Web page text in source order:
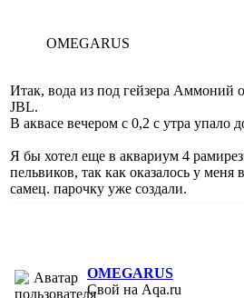
OMEGARUS
Итак, вода из под гейзера Аммоний
JBL.
В аквасе вечером с 0,2 c утра упало
Я бы хотел еще в аквариум 4
пельвиков, так как оказалось у меня
самец. парочку уже создали.
OMEGARUS
Свой на Aqa.ru